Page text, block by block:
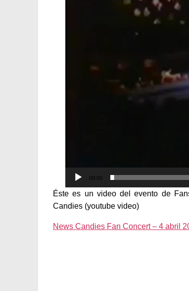
00:00
Éste es un video del evento de
Candies (youtube video)
News Candies Fan Concert – 4 abril